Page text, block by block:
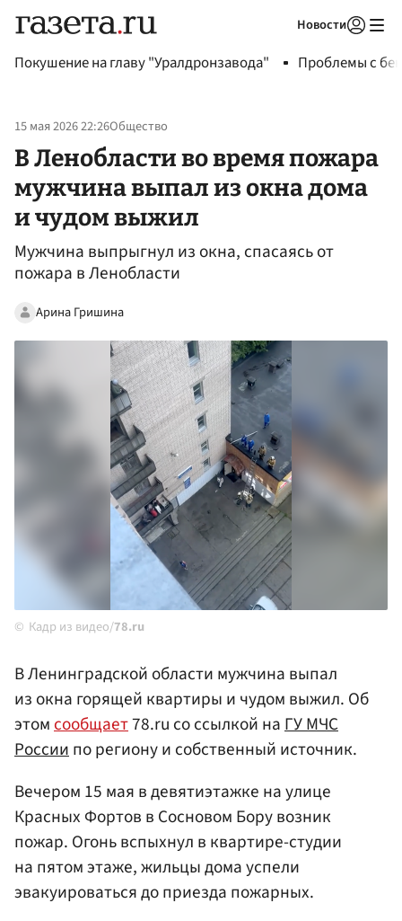
Новости
Покушение на главу "Уралдронзавода" Проблемы с
15 мая 2026 22:26Общество
В Ленобласти во время пожара
мужчина выпал из окна дома
и чудом выжил
Мужчина выпрыгнул из окна, спасаясь от
пожара в Ленобласти
Арина Гришина
Кадр из видео/78.ru
В Ленинградской области мужчина выпал
из окна горящей квартиры и чудом выжил. Об
этомсообщает78.ru со ссылкой наГУ МЧС
Россиипо региону и собственный источник.
Вечером 15 мая в девятиэтажке на улице
Красных Фортов в Сосновом Бору возник
пожар. Огонь вспыхнул в квартире-студии
на пятом этаже, жильцы дома успели
эвакуироваться до приезда пожарных.